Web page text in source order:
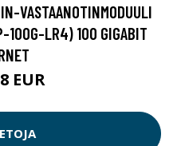
VASTAANOTINMODUULI
100G-LR4) 100 GIGABIT
EUR